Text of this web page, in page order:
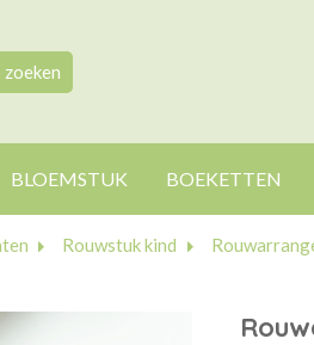
zoeken
BLOEMSTUK BOEKETTEN
Rouwstuk kind